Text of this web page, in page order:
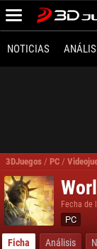
NOTICIAS
3DJuegos / PC /
Fecha de
PC
Ficha Análisis